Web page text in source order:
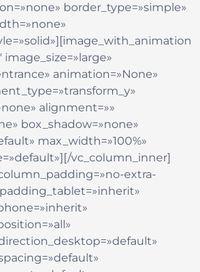
border_type=»simple»
animation=»None»
alignment=»»
box_shadow=»none»
max_width=»100%»
vc_column_inner]
extra-